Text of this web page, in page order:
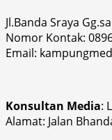
Jl.Banda Sraya
Nomor Kontak:
Email:
Konsultan Media:
Alamat: Jalan